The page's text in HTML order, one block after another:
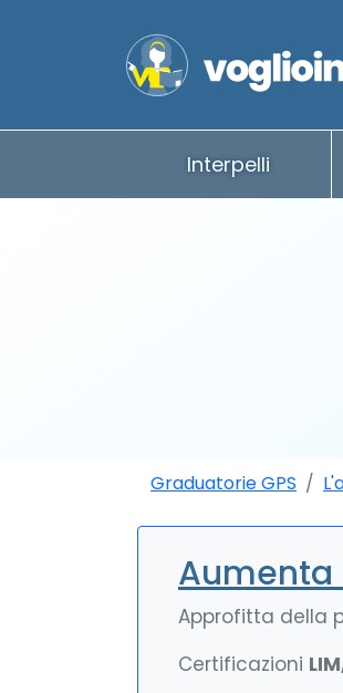
Interpelli
Graduatorie GPS
Approfitta della
Certificazioni